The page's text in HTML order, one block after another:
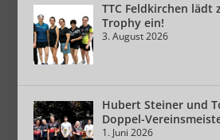
TTC Feldkirchen lädt
Trophy ein!
3. August 2026
Hubert Steiner und
Doppel-
1. Juni 2026